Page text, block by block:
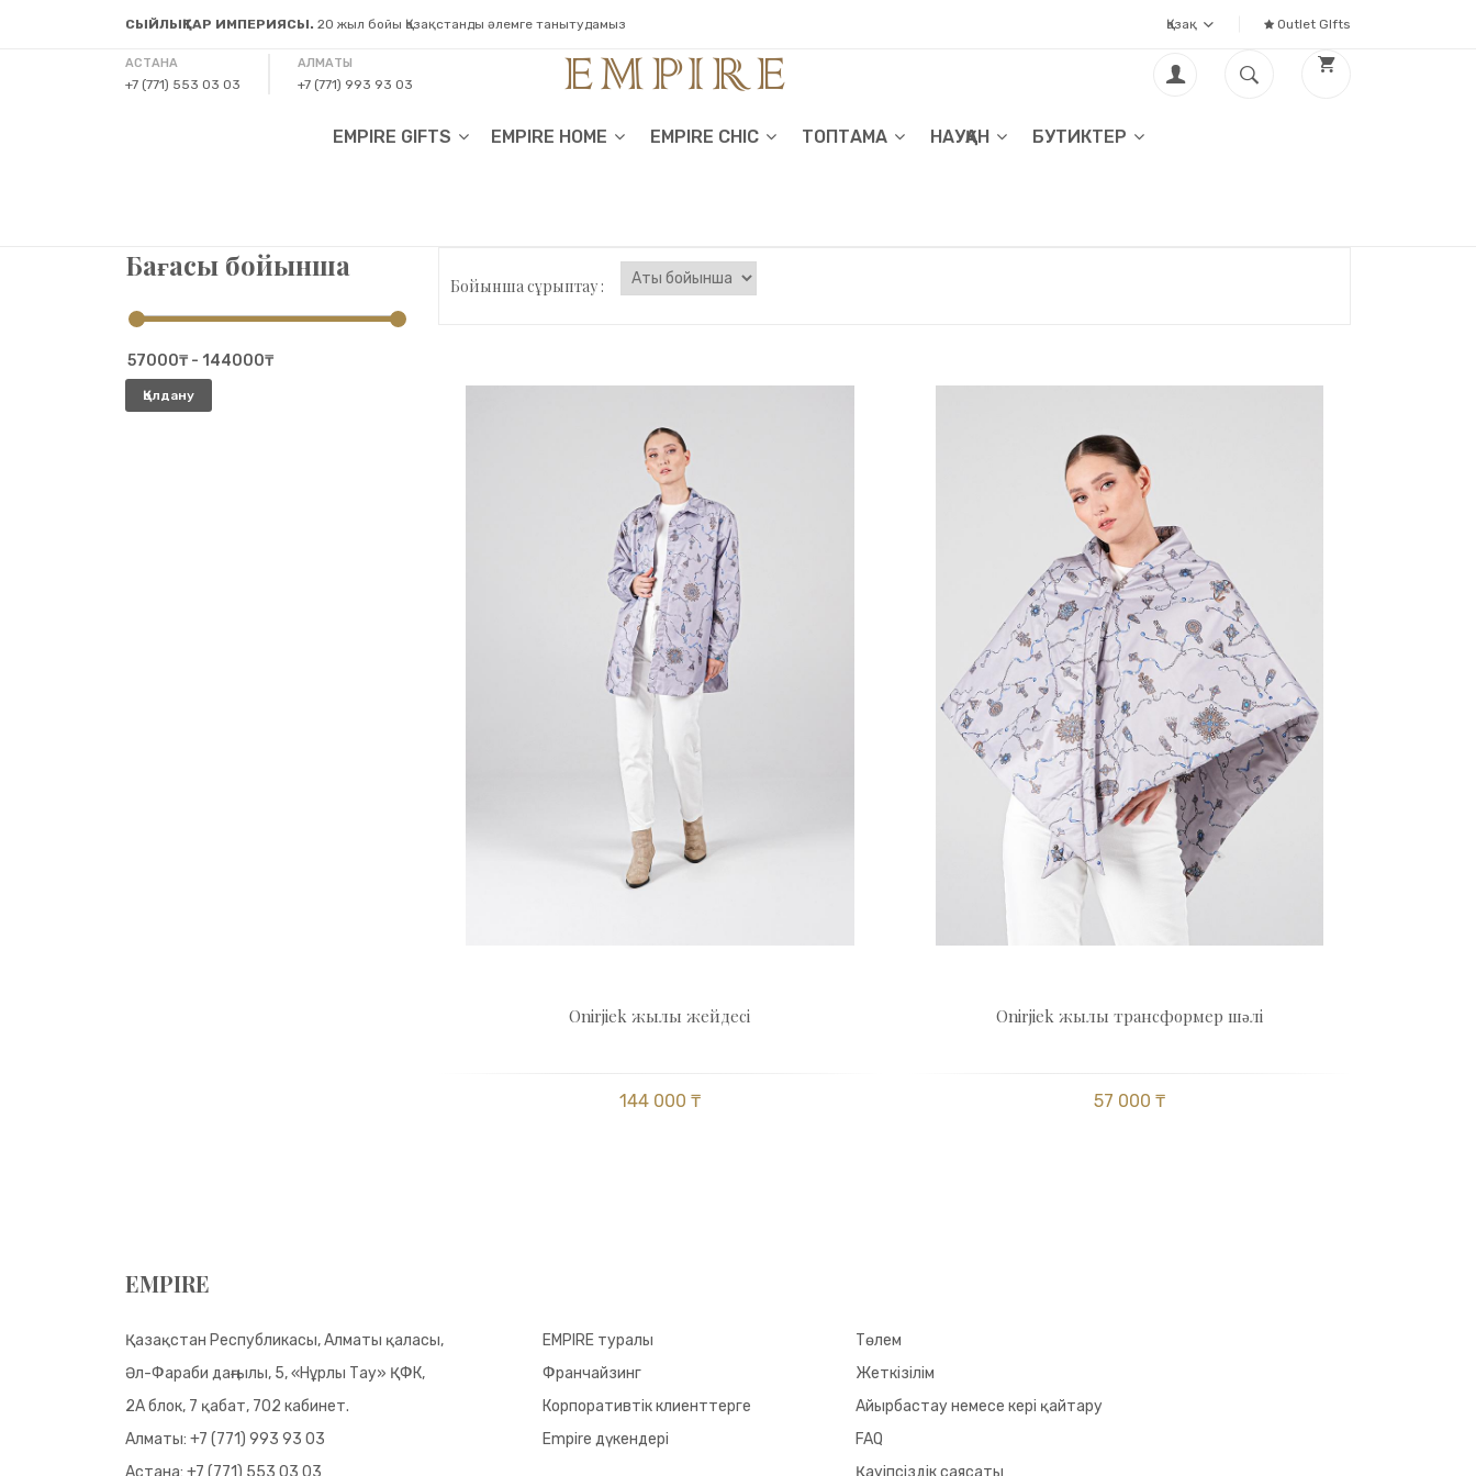
СЫЙЛЫҚТАР ИМПЕРИЯСЫ. 20 жыл бойы Қазақстанды әлемге танытудамыз Қазақ Outlet GIfts
АСТАНА
+7 (771) 553 03 03
АЛМАТЫ
+7 (771) 993 93 03
EMPIRE GIFTS EMPIRE HOME EMPIRE CHIC ТОПТАМА НАУҚАН БУТИКТЕР
Бағасы бойынша
Қолдану
Бойынша сұрыптау :
Оnirjіek жылы жейдесі
144 000 ₸
Оnirjіek жылы трансформер шәлі
57 000 ₸
EMPIRE
Қазақстан Республикасы, Алматы қаласы,
Әл-Фараби даңғылы, 5, «Нұрлы Тау» ҚФК,
2А блок, 7 қабат, 702 кабинет.
Алматы: +7 (771) 993 93 03
EMPIRE туралы
Франчайзинг
Корпоративтік клиенттерге
Empire дүкендері
Төлем
Жеткізілім
Айырбастау немесе кері қайтару
FAQ